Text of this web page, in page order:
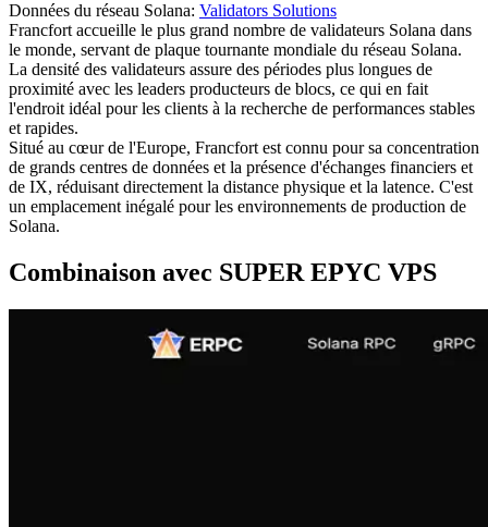
Données du réseau Solana: Validators Solutions
Francfort accueille le plus grand nombre de validateurs Solana dans
le monde, servant de plaque tournante mondiale du réseau Solana.
La densité des validateurs assure des périodes plus longues de
proximité avec les leaders producteurs de blocs, ce qui en fait
l'endroit idéal pour les clients à la recherche de performances stables
et rapides.
Situé au cœur de l'Europe, Francfort est connu pour sa concentration
de grands centres de données et la présence d'échanges financiers et
de IX, réduisant directement la distance physique et la latence. C'est
un emplacement inégalé pour les environnements de production de
Solana.
Combinaison avec SUPER EPYC VPS